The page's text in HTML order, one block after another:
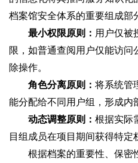
档案馆安全体系的重要组成部
最小权限原则‌： 用户仅被
限，如普通查阅用户仅能访问
除操作。
角色分离原则‌： 将系统管
能分配给不同用户组，形成内
动态调整原则‌： 根据实际
目组成员在项目期间获得特定
根据档案的重要性、保密